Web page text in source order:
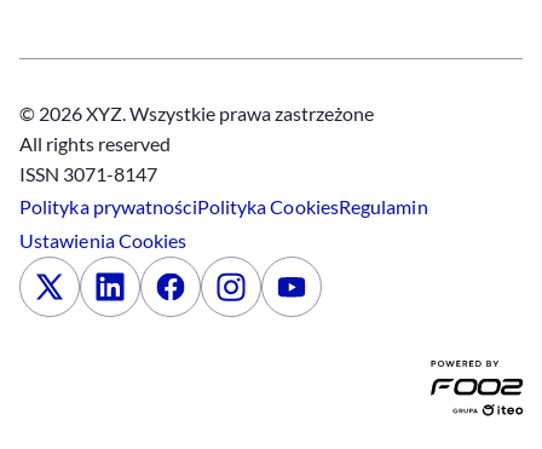
© 2026 XYZ. Wszystkie prawa zastrzeżone
All rights reserved
ISSN 3071-8147
Polityka prywatnościPolitykaCookiesRegulamin
UstawieniaCookies
x LinkedinFacebookInstagramYoutube